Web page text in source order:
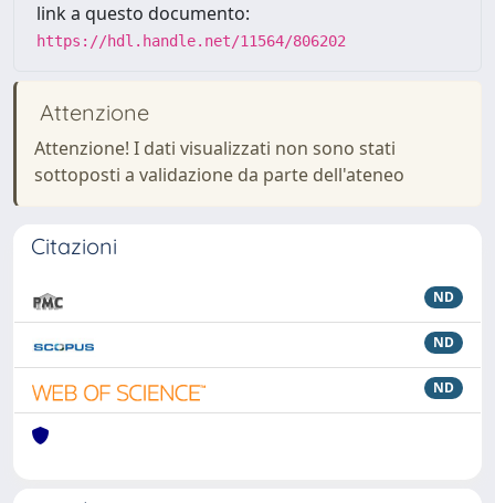
link a questo documento:
https://hdl.handle.net/11564/806202
Attenzione
Attenzione! I dati visualizzati non sono stati
sottoposti a validazione da parte dell'ateneo
Citazioni
ND
ND
ND